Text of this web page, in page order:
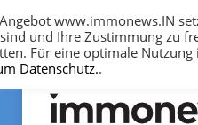
HOME IMPRESSUM
www.immonews.IN
und Ihre Zustimmung zu
Für eine optimale
Datenschutz..